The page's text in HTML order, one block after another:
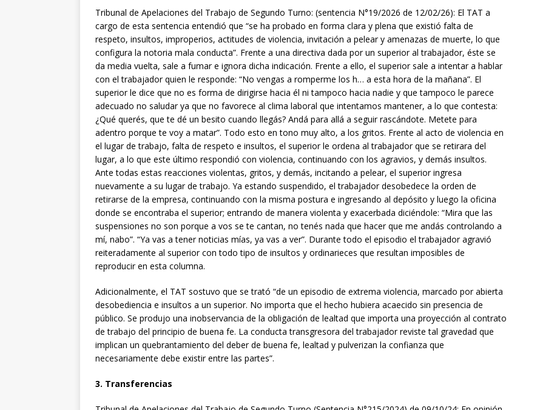
Tribunal de Apelaciones del Trabajo de Segundo Turno: (sentencia N°19/2026 de 12/02/26): El TAT a
cargo de esta sentencia entendió que “se ha probado en forma clara y plena que existió falta de
respeto, insultos, improperios, actitudes de violencia, invitación a pelear y amenazas de muerte, lo que
configura la notoria mala conducta”. Frente a una directiva dada por un superior al trabajador, éste se
da media vuelta, sale a fumar e ignora dicha indicación. Frente a ello, el superior sale a intentar a hablar
con el trabajador quien le responde: “No vengas a romperme los h… a esta hora de la mañana”. El
superior le dice que no es forma de dirigirse hacia él ni tampoco hacia nadie y que tampoco le parece
adecuado no saludar ya que no favorece al clima laboral que intentamos mantener, a lo que contesta:
¿Qué querés, que te dé un besito cuando llegás? Andá para allá a seguir rascándote. Metete para
adentro porque te voy a matar”. Todo esto en tono muy alto, a los gritos. Frente al acto de violencia en
el lugar de trabajo, falta de respeto e insultos, el superior le ordena al trabajador que se retirara del
lugar, a lo que este último respondió con violencia, continuando con los agravios, y demás insultos.
Ante todas estas reacciones violentas, gritos, y demás, incitando a pelear, el superior ingresa
nuevamente a su lugar de trabajo. Ya estando suspendido, el trabajador desobedece la orden de
retirarse de la empresa, continuando con la misma postura e ingresando al depósito y luego la oficina
donde se encontraba el superior; entrando de manera violenta y exacerbada diciéndole: “Mira que las
suspensiones no son porque a vos se te cantan, no tenés nada que hacer que me andás controlando a
mí, nabo”. “Ya vas a tener noticias mías, ya vas a ver”. Durante todo el episodio el trabajador agravió
reiteradamente al superior con todo tipo de insultos y ordinarieces que resultan imposibles de
reproducir en esta columna.
Adicionalmente, el TAT sostuvo que se trató “de un episodio de extrema violencia, marcado por abierta
desobediencia e insultos a un superior. No importa que el hecho hubiera acaecido sin presencia de
público. Se produjo una inobservancia de la obligación de lealtad que importa una proyección al contrato
de trabajo del principio de buena fe. La conducta transgresora del trabajador reviste tal gravedad que
implican un quebrantamiento del deber de buena fe, lealtad y pulverizan la confianza que
necesariamente debe existir entre las partes”.
3. Transferencias